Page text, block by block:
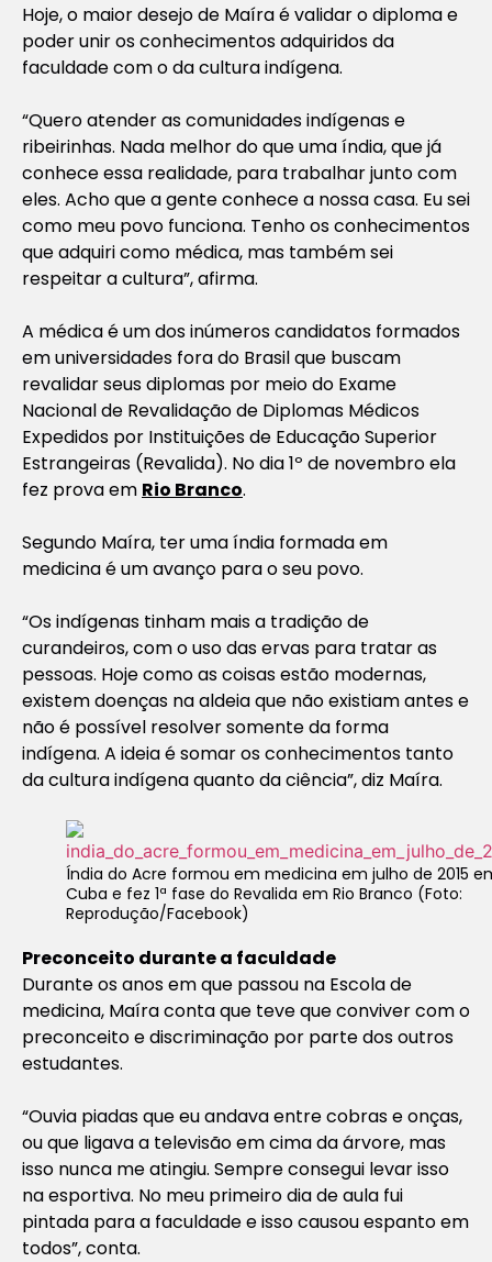
Hoje, o maior desejo de Maíra é validar o diploma e
poder unir os conhecimentos adquiridos da
faculdade com o da cultura indígena.
“Quero atender as comunidades indígenas e
ribeirinhas. Nada melhor do que uma índia, que já
conhece essa realidade, para trabalhar junto com
eles. Acho que a gente conhece a nossa casa. Eu sei
como meu povo funciona. Tenho os conhecimentos
que adquiri como médica, mas também sei
respeitar a cultura”, afirma.
A médica é um dos inúmeros candidatos formados
em universidades fora do Brasil que buscam
revalidar seus diplomas por meio do Exame
Nacional de Revalidação de Diplomas Médicos
Expedidos por Instituições de Educação Superior
Estrangeiras (Revalida). No dia 1º de novembro ela
fez prova em Rio Branco.
Segundo Maíra, ter uma índia formada em
medicina é um avanço para o seu povo.
“Os indígenas tinham mais a tradição de
curandeiros, com o uso das ervas para tratar as
pessoas. Hoje como as coisas estão modernas,
existem doenças na aldeia que não existiam antes e
não é possível resolver somente da forma
indígena. A ideia é somar os conhecimentos tanto
da cultura indígena quanto da ciência”, diz Maíra.
Índia do Acre formou em medicina em julho de 2015
Cuba e fez 1ª fase do Revalida em Rio Branco (Foto:
Reprodução/Facebook)
Preconceito durante a faculdade
Durante os anos em que passou na Escola de
medicina, Maíra conta que teve que conviver com o
preconceito e discriminação por parte dos outros
estudantes.
“Ouvia piadas que eu andava entre cobras e onças,
ou que ligava a televisão em cima da árvore, mas
isso nunca me atingiu. Sempre consegui levar isso
na esportiva. No meu primeiro dia de aula fui
pintada para a faculdade e isso causou espanto em
todos”, conta.